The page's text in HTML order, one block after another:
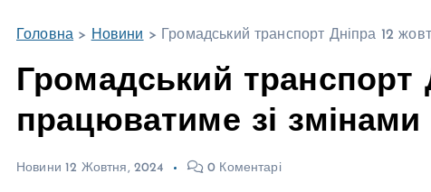
Головна > Новини > Громадський транспорт Дніпра 12
Громадський транспорт
працюватиме зі змінами
Новини 12 Жовтня, 2024 0 Коментарі